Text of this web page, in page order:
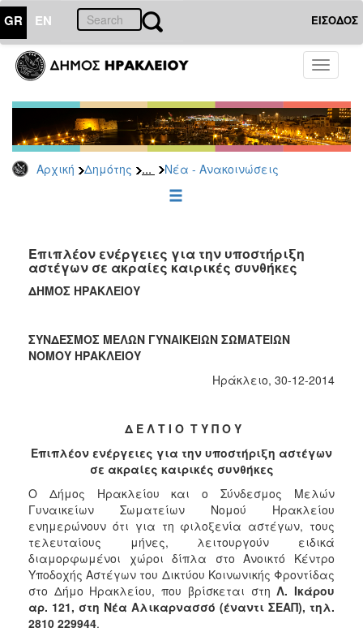
GR EN ΕΙΣΟΔΟΣ
Toggle
Αρχική Δημότης ... Νέα - Ανακοινώσεις
ΔΗΜΟΤΗΣ
Πολιτική
Νέα
-
Ανακοινώσεις
Οικονομική
Αδυναμία
&
Κέντρα
Κοινοτικής
Δημιουργικής
Απασχόλησης
Παιδιών
Κέντρα
Ημερήσιας
Φροντίδας
Ηλικιωμένων
(Κ.Η.Φ.Η.)
Κ.Δ.Α.Π.Α.μεΑ.
Αδειοδότηση
Επιπλέον ενέργειες για την υποστήριξη
αστέγων σε ακραίες καιρικές συνθήκες
ΔΗΜΟΣ ΗΡΑΚΛΕΙΟΥ
ΣΥΝΔΕΣΜΟΣ ΜΕΛΩΝ ΓΥΝΑΙΚΕΙΩΝ ΣΩΜΑΤΕΙΩΝ
ΝΟΜΟΥ ΗΡΑΚΛΕΙΟΥ
Ηράκλειο, 30-12-2014
Δ Ε Λ Τ Ι Ο Τ Υ Π Ο Υ
Επιπλέον ενέργειες για την υποστήριξη αστέγων
σε ακραίες καιρικές συνθήκες
Ο Δήμος Ηρακλείου και ο Σύνδεσμος Μελών
Γυναικείων Σωματείων Νομού Ηρακλείου
ενημερώνουν ότι για τη φιλοξενία αστέγων, τους
τελευταίους μήνες, λειτουργούν ειδικά
διαμορφωμένοι χώροι δίπλα στο Ανοικτό Κέντρο
Υποδοχής Αστέγων του Δικτύου Κοινωνικής Φροντίδας
στο Δήμο Ηρακλείου, που βρίσκεται στηΛ. Ικάρου
αρ. 121, στη Νέα Αλικαρνασσό (έναντι ΣΕΑΠ), τηλ.
2810 229944.